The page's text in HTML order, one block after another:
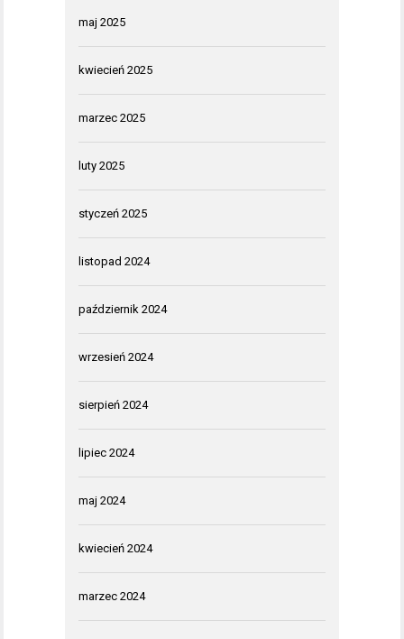
maj 2025
kwiecień 2025
marzec 2025
luty 2025
styczeń 2025
listopad 2024
październik 2024
wrzesień 2024
sierpień 2024
lipiec 2024
maj 2024
kwiecień 2024
marzec 2024